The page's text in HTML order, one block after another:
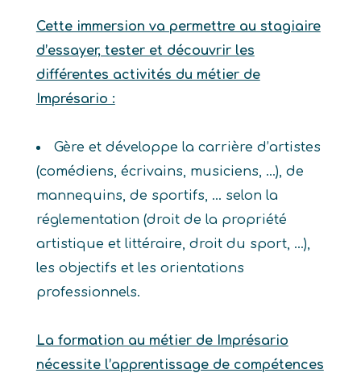
Cette immersion va permettre au stagiaire
d’essayer, tester et découvrir les
différentes activités du métier de
Imprésario :
Gère et développe la carrière d’artistes
(comédiens, écrivains, musiciens, …), de
mannequins, de sportifs, … selon la
réglementation (droit de la propriété
artistique et littéraire, droit du sport, …),
les objectifs et les orientations
professionnels.
La formation au métier de Imprésario
nécessite l’apprentissage de compétences